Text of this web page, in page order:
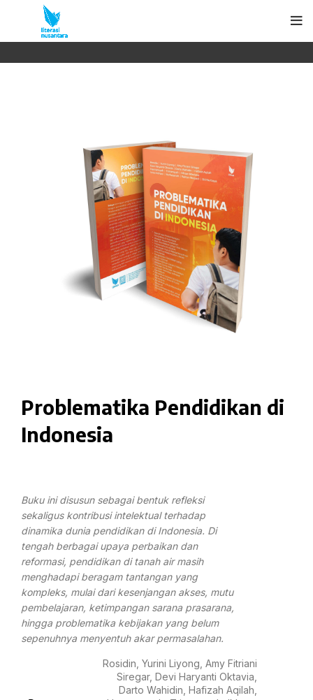
Problematika Pendidikan di
Indonesia
Buku ini disusun sebagai bentuk refleksi
sekaligus kontribusi intelektual terhadap
dinamika dunia pendidikan di Indonesia. Di
tengah berbagai upaya perbaikan dan
reformasi, pendidikan di tanah air masih
menghadapi beragam tantangan yang
kompleks, mulai dari kesenjangan akses, mutu
pembelajaran, ketimpangan sarana prasarana,
hingga problematika kebijakan yang belum
sepenuhnya menyentuh akar permasalahan.
Rosidin, Yurini Liyong, Amy Fitriani
Siregar, Devi Haryanti Oktavia,
Darto Wahidin, Hafizah Aqilah,